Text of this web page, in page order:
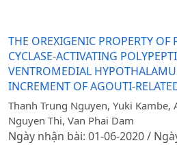
THE OREXIGENIC PROPERTY OF
CYCLASE-ACTIVATING
VENTROMEDIAL
INCREMENT OF AGOUTI-
Thanh Trung Nguyen, Yuki Kambe,
Nguyen Thi, Van Phai Dam
Ngày nhận bài: 01-06-2020 /